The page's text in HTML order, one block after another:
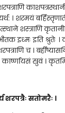
। शरमयं
शस्त्राणि
इध्मः इति श्रुतेः ।
च ।
कार्ष्णायसं स्रुवं ।
शरपत्रैः सतोमरैः ।